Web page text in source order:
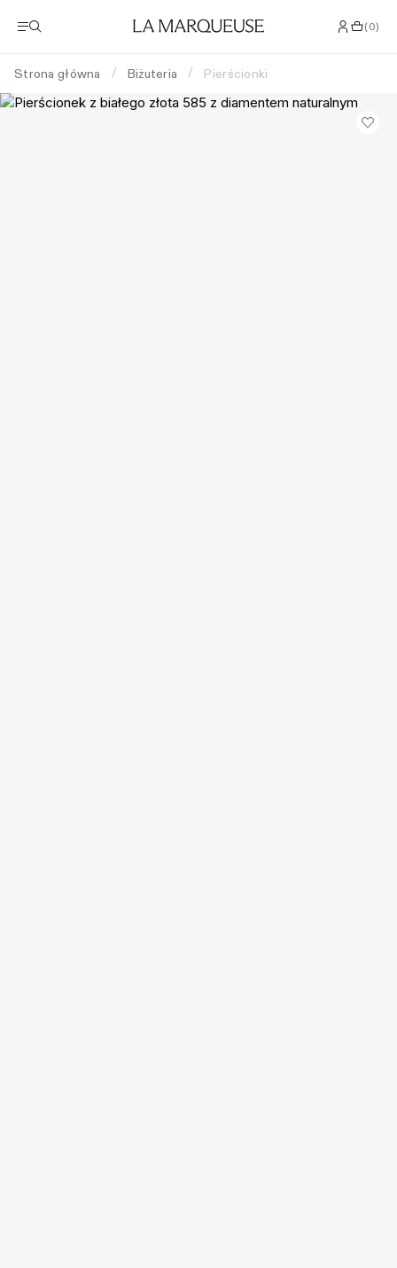
(0)
Strona główna / Biżuteria / Pierścionki